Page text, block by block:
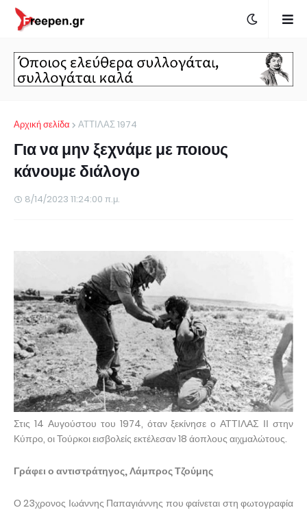
Αρχική σελίδα ΑΤΤΙΛΑΣ 1974
Για να μην ξεχνάμε με ποιους
κάνουμε διάλογο
8/14/2023 11:24:00 π.μ.
Στις 14 Αυγούστου του 1974, όταν ξεκίνησε ο ΑΤΤΙΛΑΣ ΙΙ στην
Κύπρο, οι Τούρκοι εισβολείς εκτέλεσαν 18 άοπλους αιχμαλώτους.
Γράφει ο αντιστράτηγος, Λάμπρος Τζούμης
Ο 23χρονος Ιωάννης Παπαγιάννης που φαίνεται στη φωτογραφία